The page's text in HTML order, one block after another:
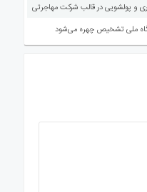
ملی تشخیص چهره می‌شود